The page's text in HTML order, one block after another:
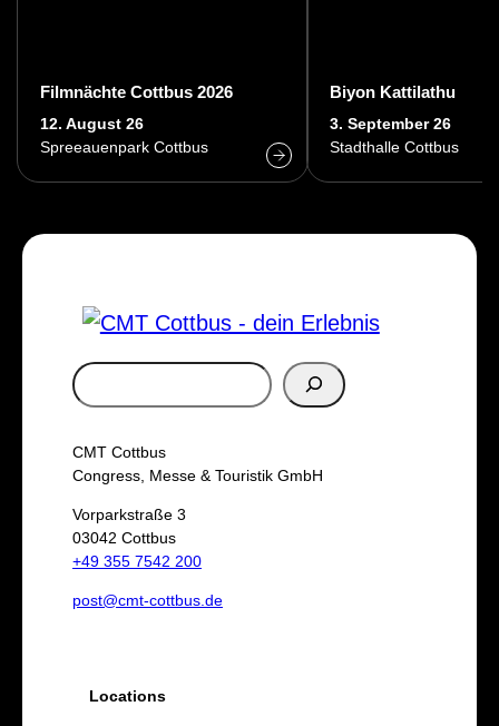
Filmnächte Cottbus 2026
12. August 26
Spreeauenpark Cottbus
Biyon Kattilathu
3. September 26
Stadthalle Cottbus
S
u
c
h
e
n
CMT Cottbus
Congress, Messe & Touristik GmbH
Vorparkstraße 3
03042 Cottbus
+49 355 7542 200
post@cmt-cottbus.de
Locations